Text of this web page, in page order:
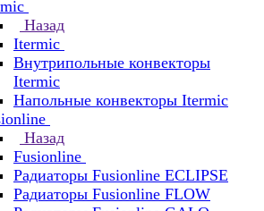
Назад
Itermic
Внутрипольные конвекторы
Itermic
Напольные конвекторы Itermic
Назад
Fusionline
Радиаторы Fusionline ECLIPSE
Радиаторы Fusionline FLOW